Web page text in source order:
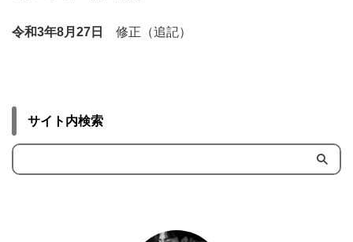
令和3年8月27日 修正（追記）
サイト内検索